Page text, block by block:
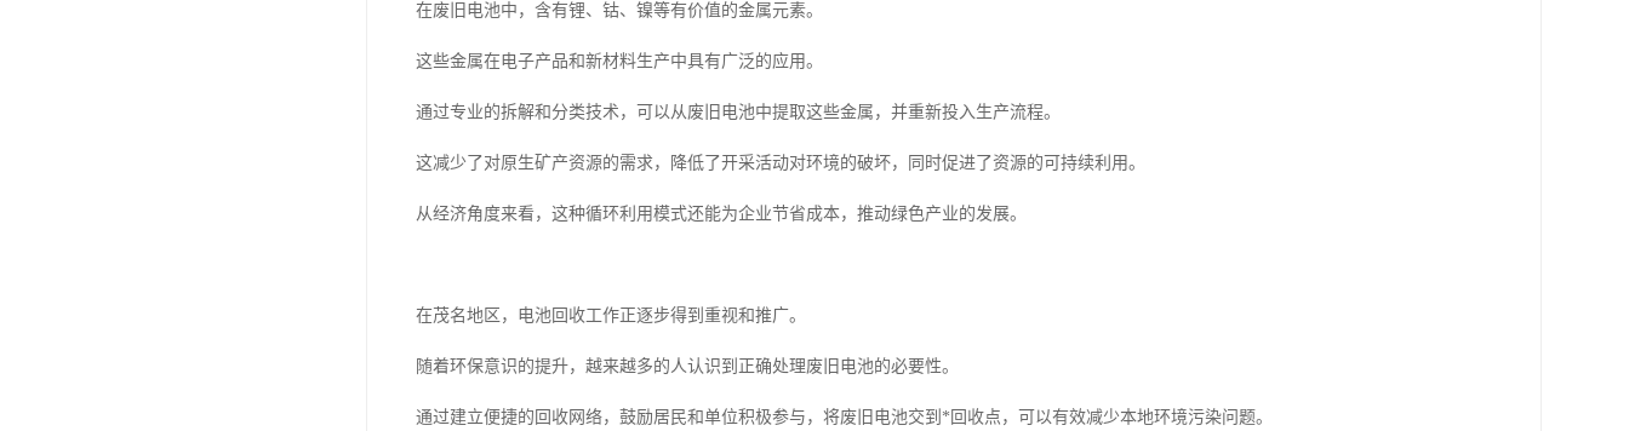
在废旧电池中，含有锂、钴、镍等有价值的金属元素。
这些金属在电子产品和新材料生产中具有广泛的应用。
通过专业的拆解和分类技术，可以从废旧电池中提取这些金属，并重新投入生产流程。
这减少了对原生矿产资源的需求，降低了开采活动对环境的破坏，同时促进了资源的可持续利用。
从经济角度来看，这种循环利用模式还能为企业节省成本，推动绿色产业的发展。
在茂名地区，电池回收工作正逐步得到重视和推广。
随着环保意识的提升，越来越多的人认识到正确处理废旧电池的必要性。
通过建立便捷的回收网络，鼓励居民和单位积极参与，将废旧电池交到*回收点，可以有效减少本地环境污染问题。